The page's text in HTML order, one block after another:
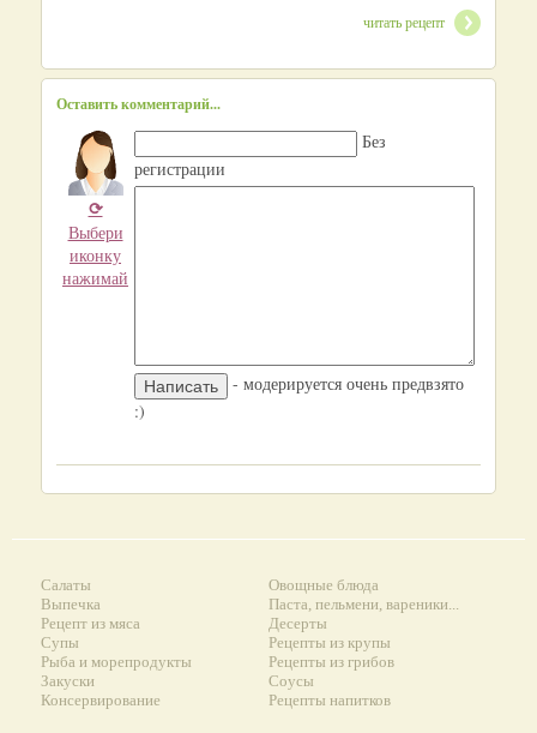
читать рецепт
Оставить комментарий...
⟳
Выбери
иконку
нажимай
Без
регистрации
- модерируется очень предвзято
:)
Салаты
Выпечка
Рецепт из мяса
Супы
Рыба и морепродукты
Закуски
Консервирование
Овощные блюда
Паста, пельмени, вареники...
Десерты
Рецепты из крупы
Рецепты из грибов
Соусы
Рецепты напитков